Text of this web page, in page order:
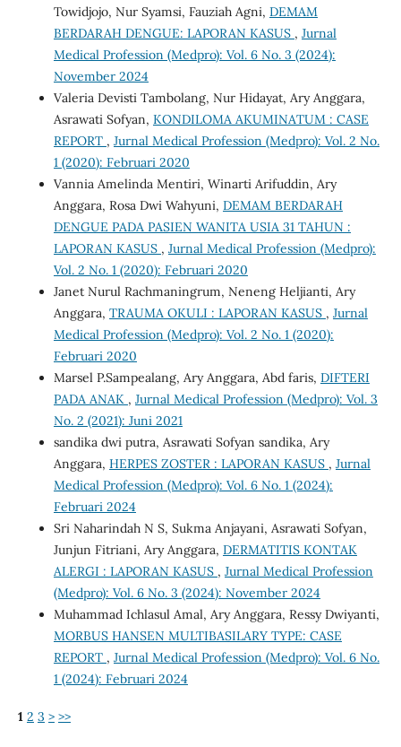
Towidjojo, Nur Syamsi, Fauziah Agni, DEMAM
BERDARAH DENGUE: LAPORAN KASUS , Jurnal
Medical Profession (Medpro): Vol. 6 No. 3 (2024):
November 2024
Valeria Devisti Tambolang, Nur Hidayat, Ary Anggara,
Asrawati Sofyan, KONDILOMA AKUMINATUM : CASE
REPORT , Jurnal Medical Profession (Medpro): Vol. 2 No.
1 (2020): Februari 2020
Vannia Amelinda Mentiri, Winarti Arifuddin, Ary
Anggara, Rosa Dwi Wahyuni, DEMAM BERDARAH
DENGUE PADA PASIEN WANITA USIA 31 TAHUN :
LAPORAN KASUS , Jurnal Medical Profession (Medpro):
Vol. 2 No. 1 (2020): Februari 2020
Janet Nurul Rachmaningrum, Neneng Heljianti, Ary
Anggara, TRAUMA OKULI : LAPORAN KASUS , Jurnal
Medical Profession (Medpro): Vol. 2 No. 1 (2020):
Februari 2020
Marsel P.Sampealang, Ary Anggara, Abd faris, DIFTERI
PADA ANAK , Jurnal Medical Profession (Medpro): Vol. 3
No. 2 (2021): Juni 2021
sandika dwi putra, Asrawati Sofyan sandika, Ary
Anggara, HERPES ZOSTER : LAPORAN KASUS , Jurnal
Medical Profession (Medpro): Vol. 6 No. 1 (2024):
Februari 2024
Sri Naharindah N S, Sukma Anjayani, Asrawati Sofyan,
Junjun Fitriani, Ary Anggara, DERMATITIS KONTAK
ALERGI : LAPORAN KASUS , Jurnal Medical Profession
(Medpro): Vol. 6 No. 3 (2024): November 2024
Muhammad Ichlasul Amal, Ary Anggara, Ressy Dwiyanti,
MORBUS HANSEN MULTIBASILARY TYPE: CASE
REPORT , Jurnal Medical Profession (Medpro): Vol. 6 No.
1 (2024): Februari 2024
1 2 3 > >>